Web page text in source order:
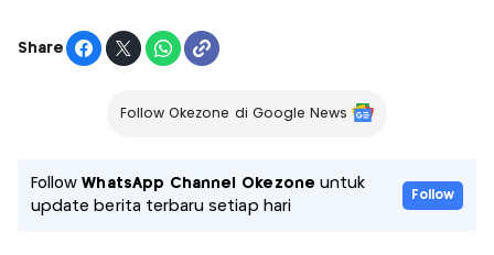
Share
Follow Okezone di Google News
FollowWhatsApp Channel Okezone untuk
update berita terbaru setiap hari
Follow